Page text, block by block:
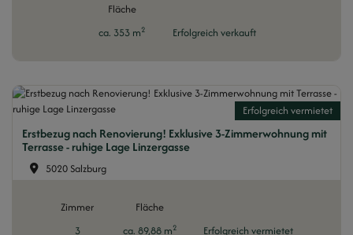
Fläche
ca. 353 m2 Erfolgreich verkauft
Erfolgreich vermietet
Erstbezug nach Renovierung! Exklusive 3-Zimmerwohnung mit
Terrasse - ruhige Lage Linzergasse
5020 Salzburg
Zimmer
3
Fläche
ca. 89,88 m2 Erfolgreich vermietet